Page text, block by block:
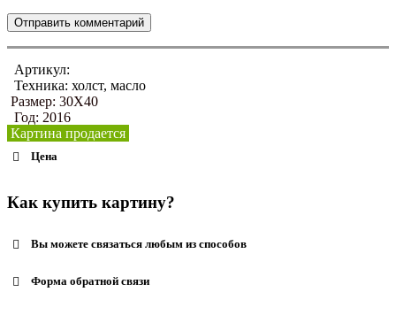
Артикул:
Техника: холст, масло
Размер: 30Х40
Год: 2016
Картина продается
Цена
Как купить картину?
Вы можете связаться любым из способов
Форма обратной связи